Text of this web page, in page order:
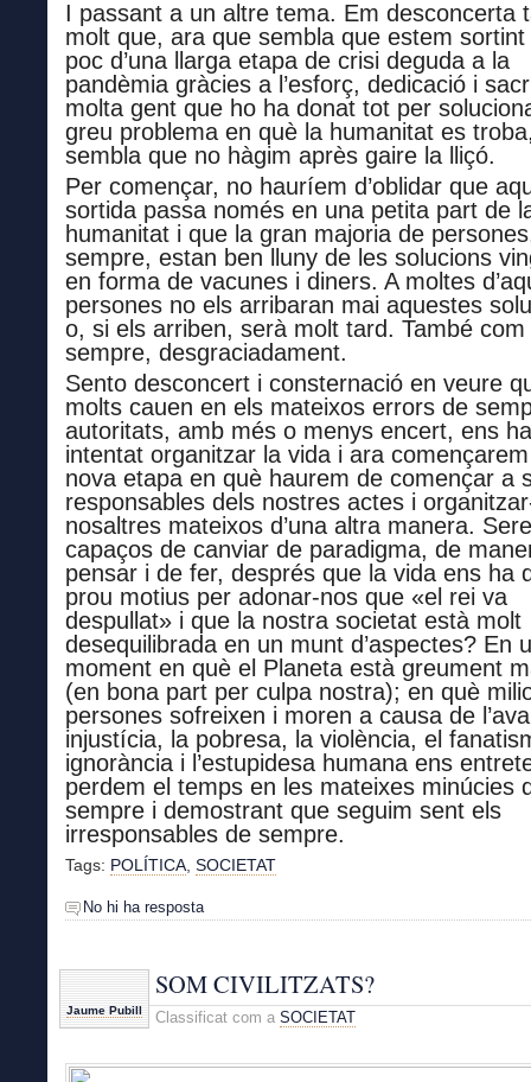
I passant a un altre tema. Em desconcerta
molt que, ara que sembla que estem
poc d’una llarga etapa de crisi deguda a la
pandèmia gràcies a l’esforç, dedicació i
molta gent que ho ha donat tot per
greu problema en què la humanitat es
sembla que no hàgim après gaire la lliçó.
Per començar, no hauríem d’oblidar que
sortida passa només en una petita part de
humanitat i que la gran majoria de
sempre, estan ben lluny de les solucions
en forma de vacunes i diners. A moltes
persones no els arribaran mai aquestes
o, si els arriben, serà molt tard. També com
sempre, desgraciadament.
Sento desconcert i consternació en veure
molts cauen en els mateixos errors de
autoritats, amb més o menys encert, ens
intentat organitzar la vida i ara
nova etapa en què haurem de començar a
responsables dels nostres actes i
nosaltres mateixos d’una altra manera.
capaços de canviar de paradigma, de
pensar i de fer, després que la vida ens ha
prou motius per adonar-nos que «el rei va
despullat» i que la nostra societat està molt
desequilibrada en un munt d’aspectes? En
moment en què el Planeta està greument
(en bona part per culpa nostra); en què
persones sofreixen i moren a causa de
injustícia, la pobresa, la violència, el
ignorància i l’estupidesa humana ens
perdem el temps en les mateixes minúcies
sempre i demostrant que seguim sent els
irresponsables de sempre.
Tags: POLÍTICA SOCIETAT
No hi ha resposta
Jaume Pubill
SOM CIVILITZATS?
Classificat com a SOCIETAT